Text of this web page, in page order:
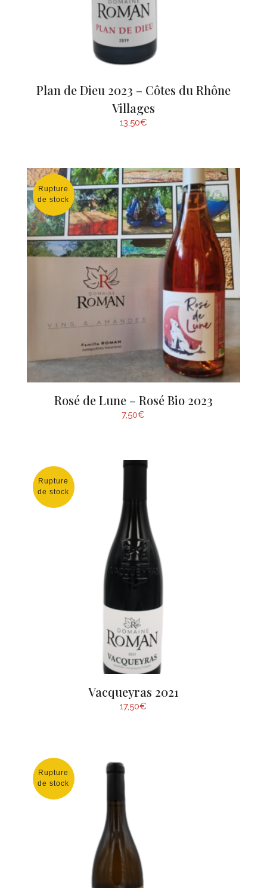
Plan de Dieu 2023 – Côtes du Rhône
Villages
13,50€
Rupture
de stock
Rosé de Lune – Rosé Bio 2023
7,50€
Rupture
de stock
Vacqueyras 2021
17,50€
Rupture
de stock